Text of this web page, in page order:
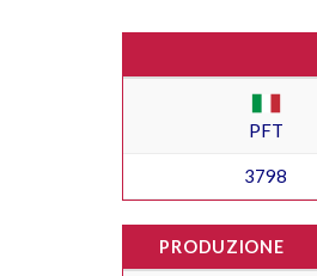
PFT
3798
PRODUZIONE